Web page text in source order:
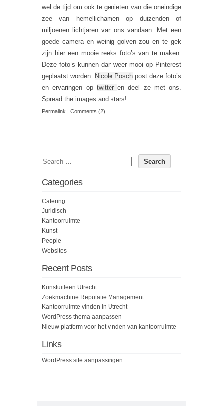
wel de tijd om ook te genieten van die oneindige
zee van hemellichamen op duizenden of
miljoenen lichtjaren van ons vandaan. Met een
goede camera en weinig golven zou en te gek
zijn hier een mooie reeks foto’s van te maken.
Deze foto’s kunnen dan weer mooi op Pinterest
geplaatst worden. Nicole Posch post deze foto’s
en ervaringen op twitter en deel ze met ons.
Spread the images and stars!
Permalink | Comments (2)
Categories
Catering
Juridisch
Kantoorruimte
Kunst
People
Websites
Recent Posts
Kunstuitleen Utrecht
Zoekmachine Reputatie Management
Kantoorruimte vinden in Utrecht
WordPress thema aanpassen
Nieuw platform voor het vinden van kantoorruimte
Links
WordPress site aanpassingen